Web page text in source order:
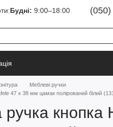
Будні: 9:00–18:00
Меблеві ручки
47 х 38 мм цамак полірований білий
кнопка